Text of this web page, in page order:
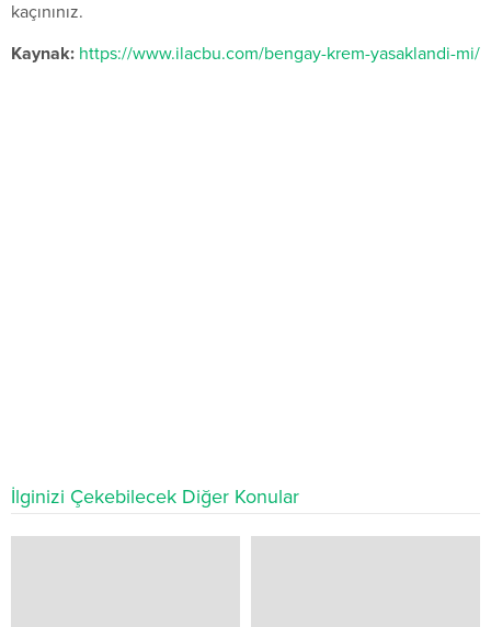
kaçınınız.
Kaynak: https://www.ilacbu.com/bengay-krem-yasaklandi-mi/
İlginizi Çekebilecek Diğer Konular